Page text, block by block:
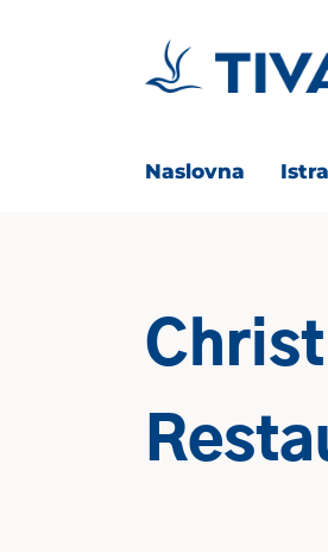
Naslovna